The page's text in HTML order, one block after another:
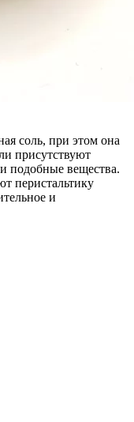
соль, при этом она
присутствуют
подобные вещества.
перистальтику
и